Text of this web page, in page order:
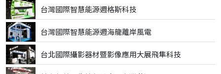
台灣國際智慧能源週格斯科技
台灣國際智慧能源週海龍離岸風電
台北國際攝影器材暨影像應用大展飛隼科技